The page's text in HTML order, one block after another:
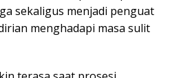
sekaligus menjadi penguat
menghadapi masa sulit